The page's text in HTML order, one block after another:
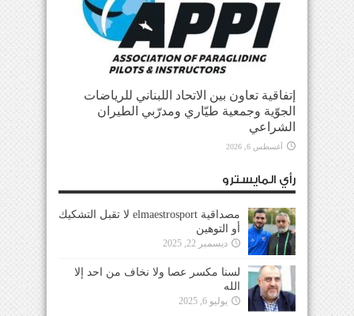
إتفاقية تعاون بين الاتحاد اللبناني للرياضات
الجوّية وجمعية طيّاري ومدرّبي الطيران
الشراعي
أغسطس 6, 2026
رأي المايسترو
مصداقية elmaestrosport لا تقبل التشكيك
أو التوهين
ديسمبر 22, 2025
لسنا مكسر عصا ولا نخاف من احد إلا
الله
يوليو 6, 2025